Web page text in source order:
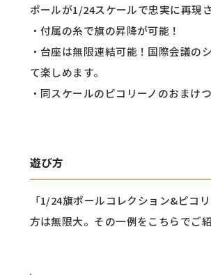
ポールが1/24スケールで忠実に再現
・付属の糸で旗の昇降が可能！
・台座は無限連結可能！国際会議の
て楽しめます。
・同スケールのピコリーノのおまけ
遊び方
「1/24旗ポールコレクション&ピコ
方は無限大。その一例をこちらでご紹